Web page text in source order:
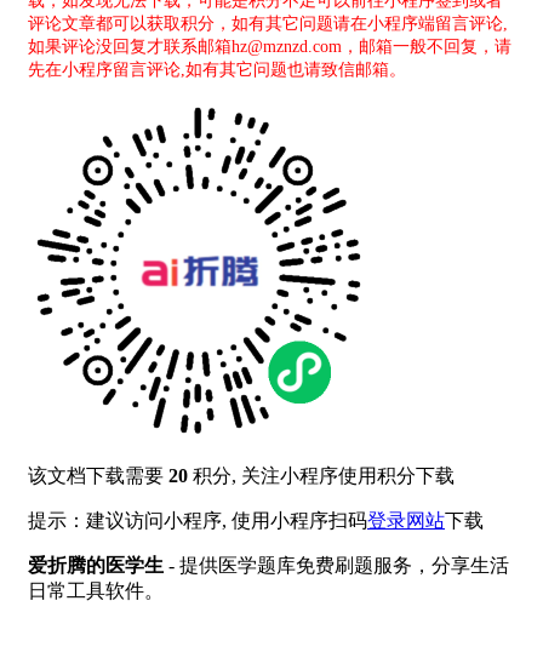
评论文章都可以获取积分，如有其它问题请在小程序端留言评论,
如果评论没回复才联系邮箱hz@mznzd.com，邮箱一般不回复，请
先在小程序留言评论,如有其它问题也请致信邮箱。
该文档下载需要 20 积分, 关注小程序使用积分下载
提示：建议访问小程序, 使用小程序扫码登录网站下载
爱折腾的医学生 - 提供医学题库免费刷题服务，分享生活
日常工具软件。